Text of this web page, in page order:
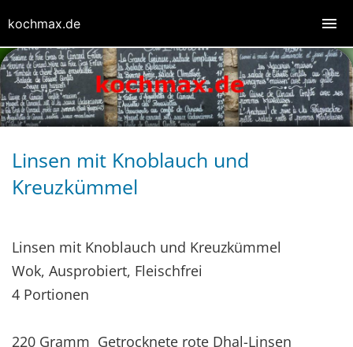
Linsen mit Knoblauch und
Kreuzkümmel
Linsen mit Knoblauch und Kreuzkümmel
Wok, Ausprobiert, Fleischfrei
4 Portionen
220 Gramm Getrocknete rote Dhal-Linsen
kochmax.de